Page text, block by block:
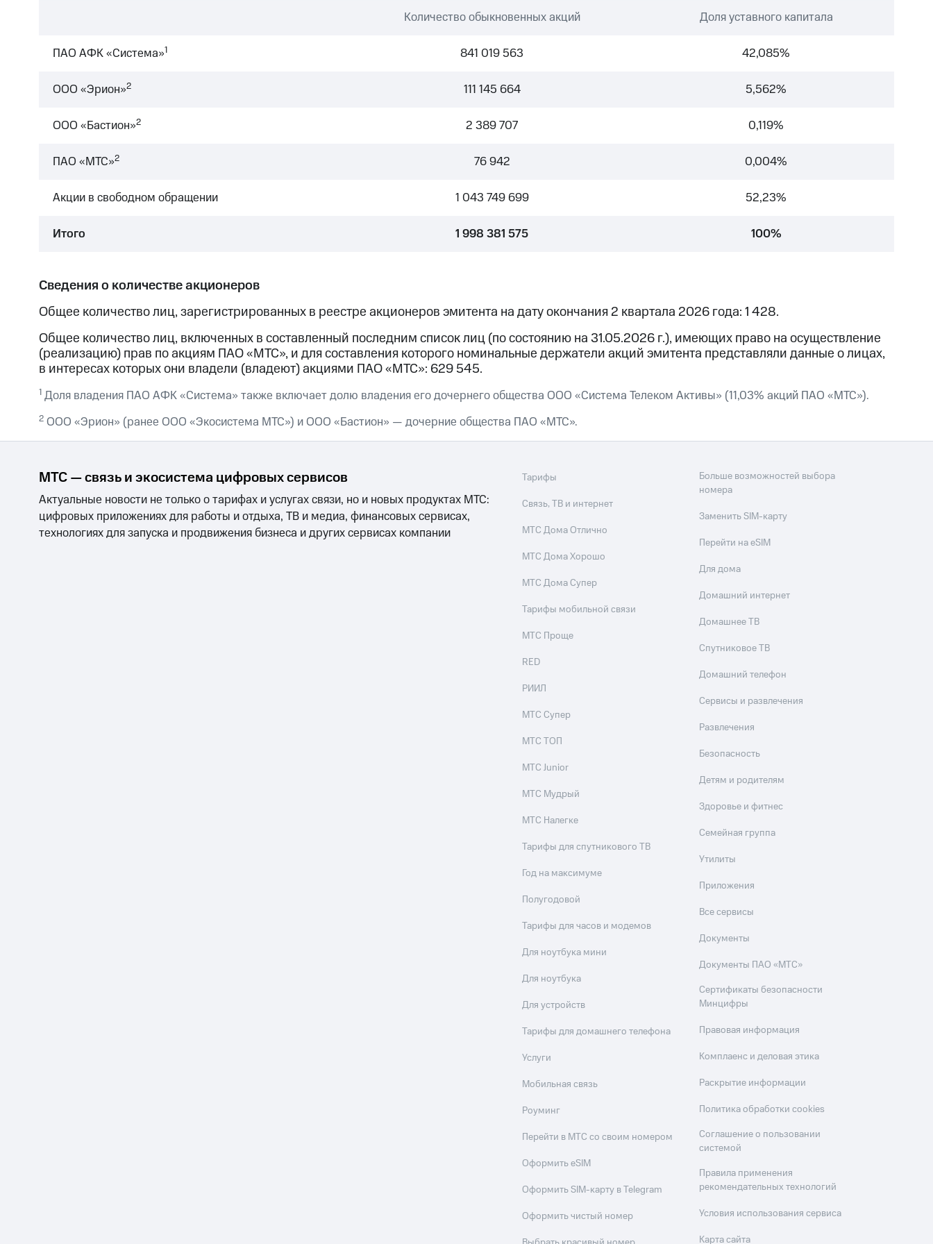
Количество обыкновенных акций Доля уставного капитала
ПАО АФК «Система»1 841 019 563 42,085%
ООО «Эрион»2 111 145 664 5,562%
ООО «Бастион»2 2 389 707 0,119%
ПАО «МТС»2 76 942 0,004%
Акции в свободном обращении 1 043 749 699 52,23%
Итого 1 998 381 575 100%
Сведения о количестве акционеров
Общее количество лиц, зарегистрированных в реестре акционеров эмитента на дату окончания 2 квартала 2026 года: 1 428.
Общее количество лиц, включенных в составленный последним список лиц (по состоянию на 31.05.2026 г.), имеющих право на осуществление
(реализацию) прав по акциям ПАО «МТС», и для составления которого номинальные держатели акций эмитента представляли данные о лицах,
в интересах которых они владели (владеют) акциями ПАО «МТС»: 629 545.
1 Доля владения ПАО АФК «Система» также включает долю владения его дочернего общества ООО «Система Телеком Активы» (11,03% акций ПАО «МТС»).
2 ООО «Эрион» (ранее ООО «Экосистема МТС») и ООО «Бастион» — дочерние общества ПАО «МТС».
МТС — связь и экосистема цифровых сервисов
Актуальные новости не только о тарифах и услугах связи, но и новых продуктах МТС:
цифровых приложениях для работы и отдыха, ТВ и медиа, финансовых сервисах,
технологиях для запуска и продвижения бизнеса и других сервисах компании
Тарифы
Связь, ТВ и интернет
МТС Дома Отлично
МТС Дома Хорошо
МТС Дома Супер
Тарифы мобильной связи
МТС Проще
RED
РИИЛ
МТС Супер
МТС ТОП
МТС Junior
МТС Мудрый
МТС Налегке
Тарифы для спутникового ТВ
Год на максимуме
Полугодовой
Тарифы для часов и модемов
Для ноутбука мини
Для ноутбука
Для устройств
Тарифы для домашнего телефона
Услуги
Мобильная связь
Роуминг
Перейти в МТС со своим номером
Оформить eSIM
Оформить SIM-карту в Telegram
Оформить чистый номер
Больше возможностей выбора
номера
Заменить SIM-карту
Перейти на eSIM
Для дома
Домашний интернет
Домашнее ТВ
Спутниковое ТВ
Домашний телефон
Сервисы и развлечения
Развлечения
Безопасность
Детям и родителям
Здоровье и фитнес
Семейная группа
Утилиты
Приложения
Все сервисы
Документы
Документы ПАО «МТС»
Сертификаты безопасности
Минцифры
Правовая информация
Комплаенс и деловая этика
Раскрытие информации
Политика обработки cookies
Соглашение о пользовании
системой
Правила применения
рекомендательных технологий
Условия использования сервиса
Карта сайта